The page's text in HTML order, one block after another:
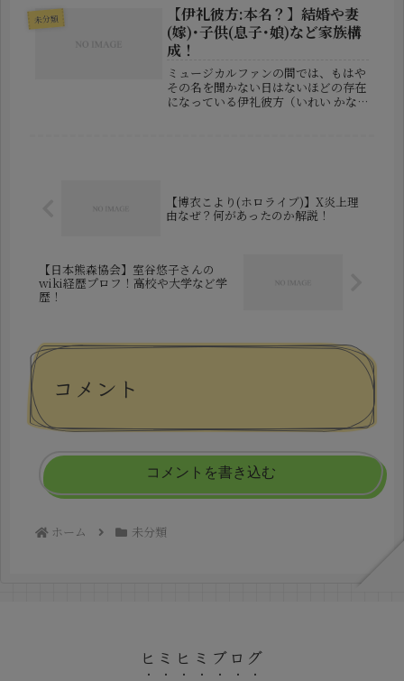
のなでしこ:春野莉々】無期限活動休
止理由は彼氏画像流出？実は彼女、...
未分類
【伊礼彼方:本名？】結婚や妻
(嫁)･子供(息子･娘)など家族構
成！
ミュージカルファンの間では、もはや
その名を聞かない日はないほどの存在
になっている伊礼彼方（いれい かな
【博衣こより(ホロライブ)】X炎上理
由なぜ？何があったのか解説！
【日本熊森協会】室谷悠子さんの
wiki経歴プロフ！高校や大学など学
歴！
コメント
コメントを書き込む
ホーム 未分類
ヒミヒミブログ